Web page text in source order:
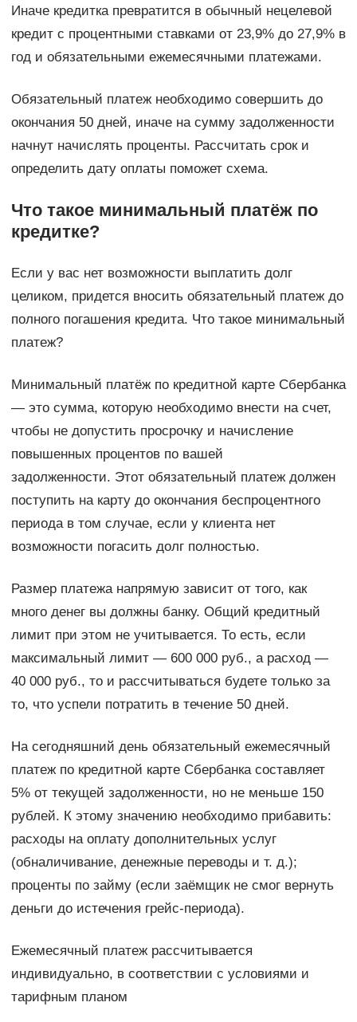
Иначе кредитка превратится в обычный нецелевой
кредит с процентными ставками от 23,9% до 27,9% в
год и обязательными ежемесячными платежами.
Обязательный платеж необходимо совершить до
окончания 50 дней, иначе на сумму задолженности
начнут начислять проценты. Рассчитать срок и
определить дату оплаты поможет схема.
Что такое минимальный платёж по
кредитке?
Если у вас нет возможности выплатить долг
целиком, придется вносить обязательный платеж до
полного погашения кредита. Что такое минимальный
платеж?
Минимальный платёж по кредитной карте Сбербанка
— это сумма, которую необходимо внести на счет,
чтобы не допустить просрочку и начисление
повышенных процентов по вашей
задолженности. Этот обязательный платеж должен
поступить на карту до окончания беспроцентного
периода в том случае, если у клиента нет
возможности погасить долг полностью.
Размер платежа напрямую зависит от того, как
много денег вы должны банку. Общий кредитный
лимит при этом не учитывается. То есть, если
максимальный лимит — 600 000 руб., а расход —
40 000 руб., то и рассчитываться будете только за
то, что успели потратить в течение 50 дней.
На сегодняшний день обязательный ежемесячный
платеж по кредитной карте Сбербанка составляет
5% от текущей задолженности, но не меньше 150
рублей. К этому значению необходимо прибавить:
расходы на оплату дополнительных услуг
(обналичивание, денежные переводы и т. д.);
проценты по займу (если заёмщик не смог вернуть
деньги до истечения грейс-периода).
Ежемесячный платеж рассчитывается
индивидуально, в соответствии с условиями и
тарифным планом